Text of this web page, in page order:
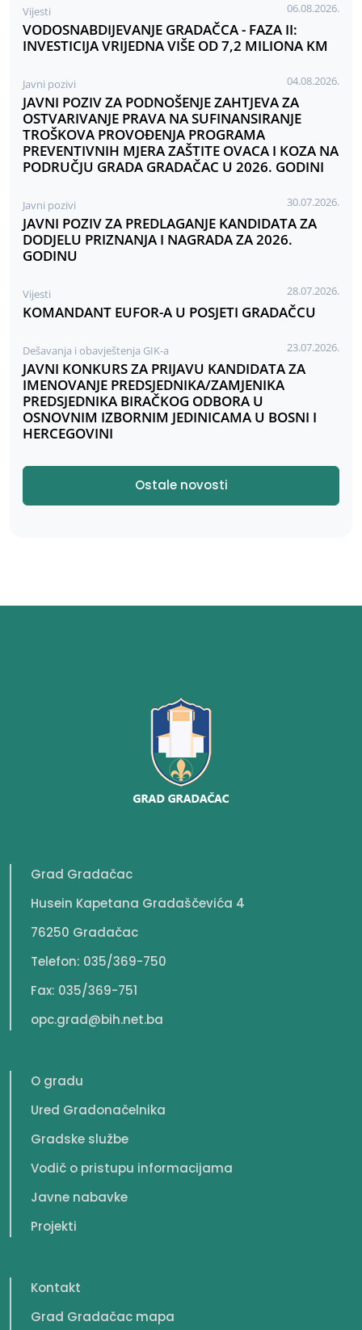
Vijesti 06.08.2026.
VODOSNABDIJEVANJE GRADAČCA - FAZA II:
INVESTICIJA VRIJEDNA VIŠE OD 7,2 MILIONA KM
Javni pozivi 04.08.2026.
JAVNI POZIV ZA PODNOŠENJE ZAHTJEVA ZA
OSTVARIVANJE PRAVA NA SUFINANSIRANJE
TROŠKOVA PROVOĐENJA PROGRAMA
PREVENTIVNIH MJERA ZAŠTITE OVACA I KOZA NA
PODRUČJU GRADA GRADAČAC U 2026. GODINI
Javni pozivi 30.07.2026.
JAVNI POZIV ZA PREDLAGANJE KANDIDATA ZA
DODJELU PRIZNANJA I NAGRADA ZA 2026.
GODINU
Vijesti 28.07.2026.
KOMANDANT EUFOR-A U POSJETI GRADAČCU
Dešavanja i obavještenja GIK-a 23.07.2026.
JAVNI KONKURS ZA PRIJAVU KANDIDATA ZA
IMENOVANJE PREDSJEDNIKA/ZAMJENIKA
PREDSJEDNIKA BIRAČKOG ODBORA U
OSNOVNIM IZBORNIM JEDINICAMA U BOSNI I
HERCEGOVINI
Ostale novosti
Grad Gradačac
Husein Kapetana Gradaščevića 4
76250 Gradačac
Telefon: 035/369-750
Fax: 035/369-751
opc.grad@bih.net.ba
O gradu
Ured Gradonačelnika
Gradske službe
Vodič o pristupu informacijama
Javne nabavke
Projekti
Kontakt
Grad Gradačac mapa